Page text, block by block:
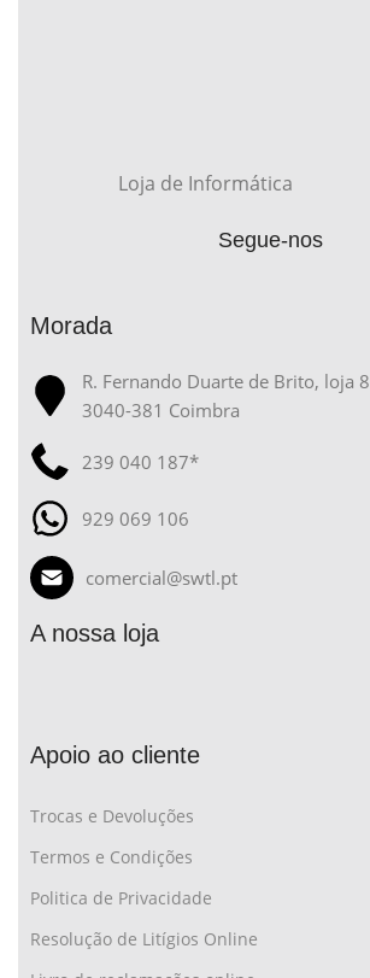
Loja de Informática
Segue-nos
Morada
R. Fernando Duarte de Brito, loja 8
3040-381 Coimbra
239 040 187*
929 069 106
comercial@swtl.pt
A nossa loja
Apoio ao cliente
Trocas e Devoluções
Termos e Condições
Politica de Privacidade
Resolução de Litígios Online